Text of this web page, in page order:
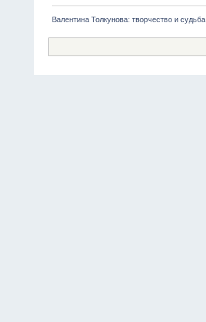
Валентина Толкунова: творчество и судьба